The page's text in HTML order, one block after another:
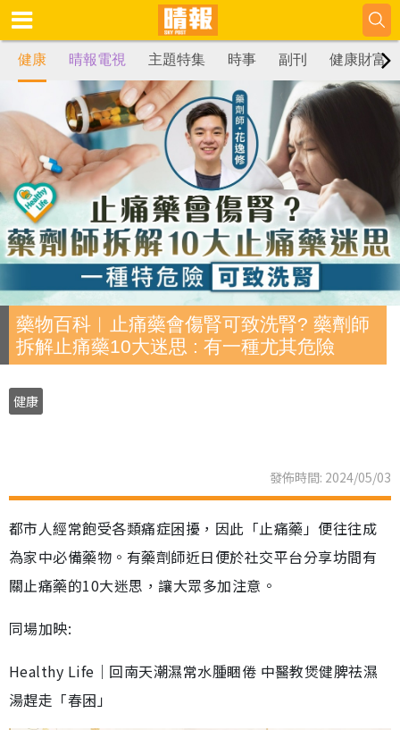
健康 晴報電視 主題特集 時事 副刊 健康財富
藥物百科︱止痛藥會傷腎可致洗腎? 藥劑師
拆解止痛藥10大迷思 : 有一種尤其危險
健康
發佈時間: 2024/05/03
都市人經常飽受各類痛症困擾，因此「止痛藥」便往往成
為家中必備藥物。有藥劑師近日便於社交平台分享坊間有
關止痛藥的10大迷思，讓大眾多加注意。
同場加映:
Healthy Life｜回南天潮濕常水腫睏倦 中醫教煲健脾祛濕
湯趕走「春困」